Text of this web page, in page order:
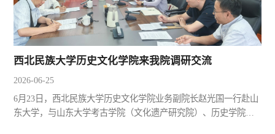
西北民族大学历史文化学院来我院调研交流
2026-06-25
6月23日，西北民族大学历史文化学院业务副院长赵光国一行赴山
东大学，与山东大学考古学院（文化遗产研究院）、历史学院开